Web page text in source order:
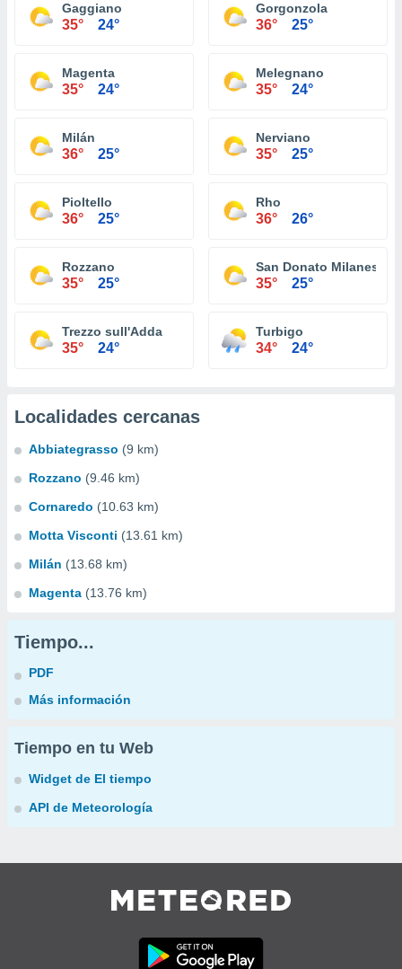
Gaggiano
35° 24°
Gorgonzola
36° 25°
Magenta
35° 24°
Melegnano
35° 24°
Milán
36° 25°
Nerviano
35° 25°
Pioltello
36° 25°
Rho
36° 26°
Rozzano
35° 25°
San Donato Milanese
35° 25°
Trezzo sull'Adda
35° 24°
Turbigo
34° 24°
Localidades cercanas
Abbiategrasso (9 km)
Rozzano (9.46 km)
Cornaredo (10.63 km)
Motta Visconti (13.61 km)
Milán (13.68 km)
Magenta (13.76 km)
Tiempo...
PDF
Más información
Tiempo en tu Web
Widget de El tiempo
API de Meteorología